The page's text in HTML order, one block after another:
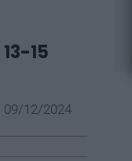
15
09/12/2024